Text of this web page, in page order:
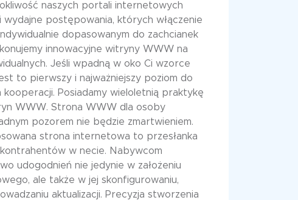
naszych portali internetowych
postępowania, których włączenie
dopasowanym do zachcianek
innowacyjne witryny WWW na
Jeśli wpadną w oko Ci wzorce
to pierwszy i najważniejszy poziom do
kooperacji. Posiadamy wieloletnią praktykę
WWW. Strona WWW dla osoby
pozorem nie będzie zmartwieniem.
strona internetowa to przesłanka
w necie. Nabywcom
udogodnień nie jedynie w założeniu
ale także w jej skonfigurowaniu,
aktualizacji. Precyzja stworzenia